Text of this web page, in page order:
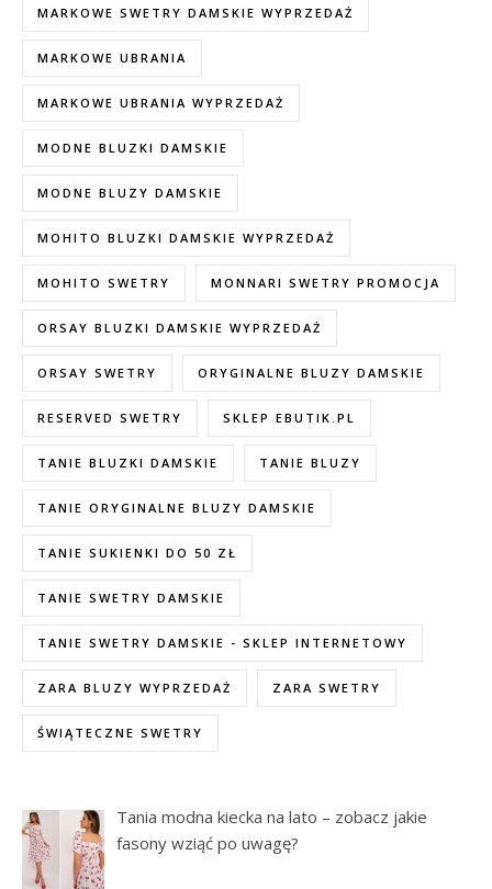
MARKOWE SWETRY DAMSKIE WYPRZEDAŻ
MARKOWE UBRANIA
MARKOWE UBRANIA WYPRZEDAŻ
MODNE BLUZKI DAMSKIE
MODNE BLUZY DAMSKIE
MOHITO BLUZKI DAMSKIE WYPRZEDAŻ
MOHITO SWETRY MONNARI SWETRY PROMOCJA
ORSAY BLUZKI DAMSKIE WYPRZEDAŻ
ORSAY SWETRY ORYGINALNE BLUZY DAMSKIE
RESERVED SWETRY SKLEP EBUTIK.PL
TANIE BLUZKI DAMSKIE TANIE BLUZY
TANIE ORYGINALNE BLUZY DAMSKIE
TANIE SUKIENKI DO 50 ZŁ
TANIE SWETRY DAMSKIE
TANIE SWETRY DAMSKIE - SKLEP INTERNETOWY
ZARA BLUZY WYPRZEDAŻ ZARA SWETRY
ŚWIĄTECZNE SWETRY
Tania modna kiecka na lato – zobacz jakie
fasony wziąć po uwagę?